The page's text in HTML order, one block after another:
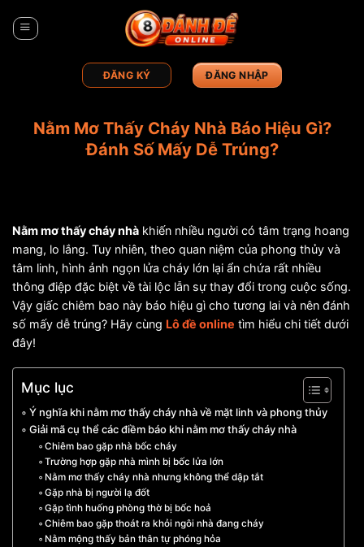
qua
ĐĂNG KÝ ĐĂNG NHẬP
Nằm Mơ Thấy Cháy Nhà Báo Hiệu Gì?
Đánh Số Mấy Dễ Trúng?
Nằm mơ thấy cháy nhà khiến nhiều người có tâm trạng hoang
mang, lo lắng. Tuy nhiên, theo quan niệm của phong thủy và
tâm linh, hình ảnh ngọn lửa cháy lớn lại ẩn chứa rất nhiều
thông điệp đặc biệt về tài lộc lẫn sự thay đổi trong cuộc sống.
Vậy giấc chiêm bao này báo hiệu gì cho tương lai và nên đánh
số mấy dễ trúng? Hãy cùng Lô đề online tìm hiểu chi tiết dưới
đây!
Mục lục
Ý nghĩa khi nằm mơ thấy cháy nhà về mặt linh và phong thủy
Giải mã cụ thể các điềm báo khi nằm mơ thấy cháy nhà
Chiêm bao gặp nhà bốc cháy
Trường hợp gặp nhà mình bị bốc lửa lớn
Nằm mơ thấy cháy nhà nhưng không thể dập tắt
Gặp nhà bị người lạ đốt
Gặp tình huống phòng thờ bị bốc hoả
Chiêm bao gặp thoát ra khỏi ngôi nhà đang cháy
Nằm mộng thấy bản thân tự phóng hỏa